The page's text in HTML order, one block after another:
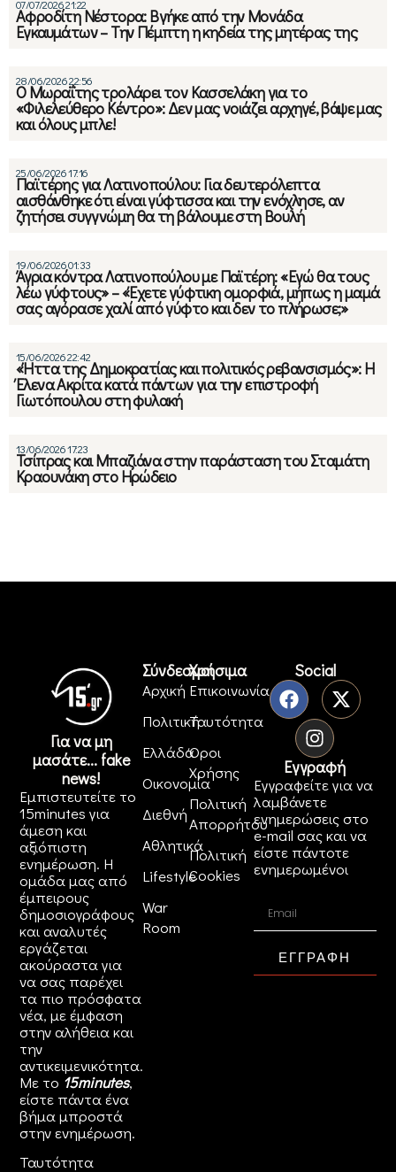
07/07/2026 21:22
Αφροδίτη Νέστορα: Βγήκε από την Μονάδα
Εγκαυμάτων – Την Πέμπτη η κηδεία της μητέρας της
28/06/2026 22:56
Ο Μωραΐτης τρολάρει τον Κασσελάκη για το
«Φιλελεύθερο Κέντρο»: Δεν μας νοιάζει αρχηγέ, βάψε μας
και όλους μπλε!
25/06/2026 17:16
Παϊτέρης για Λατινοπούλου: Για δευτερόλεπτα
αισθάνθηκε ότι είναι γύφτισσα και την ενόχλησε, αν
ζητήσει συγγνώμη θα τη βάλουμε στη Βουλή
19/06/2026 01:33
Άγρια κόντρα Λατινοπούλου με Παϊτέρη: «Εγώ θα τους
λέω γύφτους» – «Έχετε γύφτικη ομορφιά, μήπως η μαμά
σας αγόρασε χαλί από γύφτο και δεν το πλήρωσε;»
15/06/2026 22:42
«Ήττα της Δημοκρατίας και πολιτικός ρεβανσισμός»: Η
Έλενα Ακρίτα κατά πάντων για την επιστροφή
Γιωτόπουλου στη φυλακή
13/06/2026 17:23
Τσίπρας και Μπαζιάνα στην παράσταση του Σταμάτη
Κραουνάκη στο Ηρώδειο
Για να μη
μασάτε... fake
news!
Εμπιστευτείτε το
15minutes για
άμεση και
αξιόπιστη
ενημέρωση. Η
ομάδα μας από
έμπειρους
δημοσιογράφους
και αναλυτές
εργάζεται
ακούραστα για
να σας παρέχει
τα πιο πρόσφατα
νέα, με έμφαση
στην αλήθεια και
την
αντικειμενικότητα.
Με το 15minutes,
είστε πάντα ένα
βήμα μπροστά
στηνενημέρωση.
Ταυτότητα
Σύνδεσμοι
Αρχική
Πολιτική
Ελλάδα
Οικονομία
Διεθνή
Αθλητικά
Lifestyle
War
Room
Χρήσιμα
Επικοινωνία
Ταυτότητα
Όροι
Χρήσης
Πολιτική
Απορρήτου
Πολιτική
Cookies
Social
Εγγραφή
Εγγραφείτε για να
λαμβάνετε
ενημερώσεις στο
e-mail σας και να
είστε πάντοτε
ενημερωμένοι
ΕΓΓΡΑΦΗ